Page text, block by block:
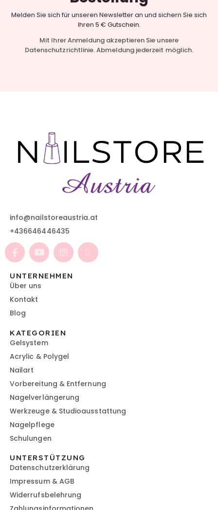
Melden Sie sich für unseren Newsletter an und sichern Sie sich
Ihren 5 € Gutschein.
Mit Ihrer Anmeldung akzeptieren Sie unsere
Datenschutzrichtlinie. Abmeldung jederzeit möglich.
info@nailstoreaustria.at
+436646446435
UNTERNEHMEN
Über uns
Kontakt
Blog
KATEGORIEN
Gelsystem
Acrylic & Polygel
Nailart
Vorbereitung & Entfernung
Nagelverlängerung
Werkzeuge & Studioausstattung
Nagelpflege
Schulungen
UNTERSTÜTZUNG
Datenschutzerklärung
Impressum & AGB
Widerrufsbelehrung